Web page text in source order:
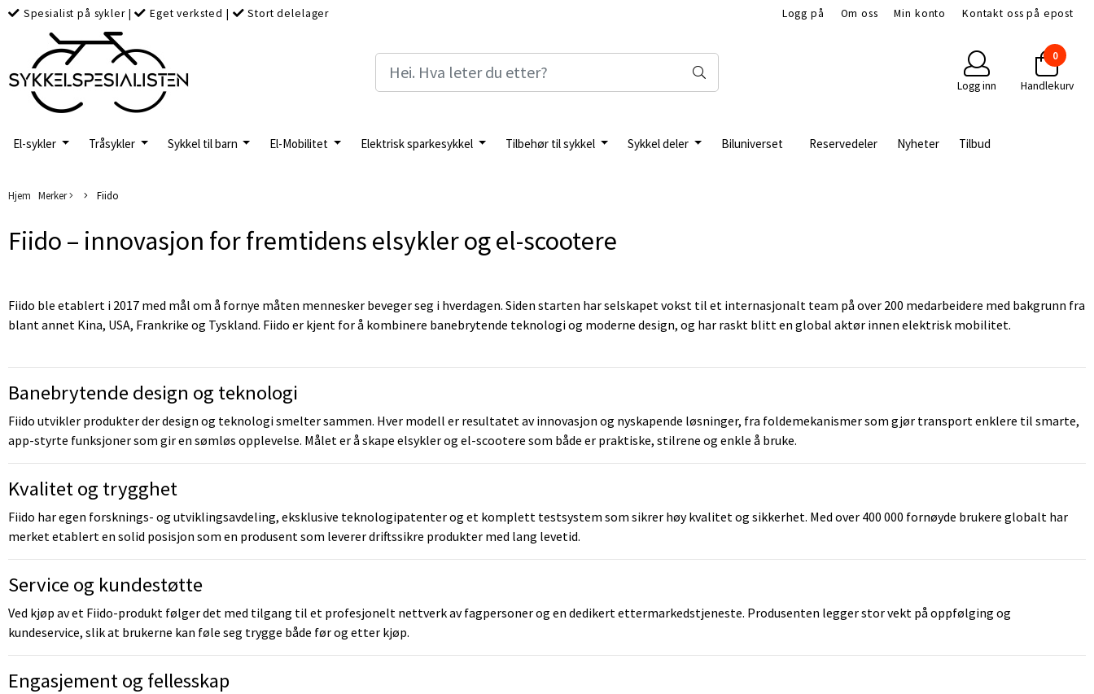
Spesialist på sykler| Eget verksted | Stort delelager Logg på Om oss Min konto Kontakt oss på epost
Logg inn
0
Handlekurv
El-sykler Tråsykler Sykkel til barn El-Mobilitet Elektrisk sparkesykkel Tilbehør til sykkel Sykkel deler Biluniverset Reservedeler Nyheter Tilbud
Hjem Merker Fiido
Fiido – innovasjon for fremtidens elsykler og el-scootere
Fiido ble etablert i 2017 med mål om å fornye måten mennesker beveger seg i hverdagen. Siden starten har selskapet vokst til et internasjonalt team på over 200 medarbeidere med bakgrunn fra
blant annet Kina, USA, Frankrike og Tyskland. Fiido er kjent for å kombinere banebrytende teknologi og moderne design, og har raskt blitt en global aktør innen elektrisk mobilitet.
Banebrytende design og teknologi
Fiido utvikler produkter der design og teknologi smelter sammen. Hver modell er resultatet av innovasjon og nyskapende løsninger, fra foldemekanismer som gjør transport enklere til smarte,
app-styrte funksjoner som gir en sømløs opplevelse. Målet er å skape elsykler og el-scootere som både er praktiske, stilrene og enkle å bruke.
Kvalitet og trygghet
Fiido har egen forsknings- og utviklingsavdeling, eksklusive teknologipatenter og et komplett testsystem som sikrer høy kvalitet og sikkerhet. Med over 400 000 fornøyde brukere globalt har
merket etablert en solid posisjon som en produsent som leverer driftssikre produkter med lang levetid.
Service og kundestøtte
Ved kjøp av et Fiido-produkt følger det med tilgang til et profesjonelt nettverk av fagpersoner og en dedikert ettermarkedstjeneste. Produsenten legger stor vekt på oppfølging og
kundeservice, slik at brukerne kan føle seg trygge både før og etter kjøp.
Engasjement og fellesskap